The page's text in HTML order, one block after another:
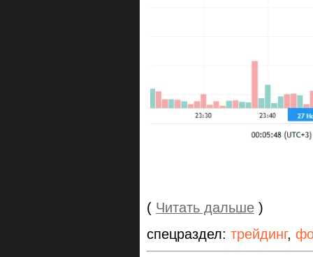
( Читать дальше )
спецраздел: трейдинг,